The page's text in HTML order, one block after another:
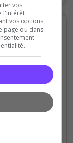
vos
l'intérêt
vos options
page ou dans